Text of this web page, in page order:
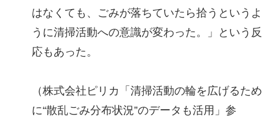
はなくても、ごみが落ちていたら拾うというよ
うに清掃活動への意識が変わった。」という反
応もあった。
（株式会社ピリカ「清掃活動の輪を広げるため
に“散乱ごみ分布状況”のデータも活用」参